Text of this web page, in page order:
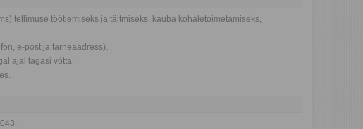
tellimuse töötlemiseks ja täitmiseks, kauba kohaletoimetamiseks,
e-post ja tarneaadress).
ajal tagasi võtta.